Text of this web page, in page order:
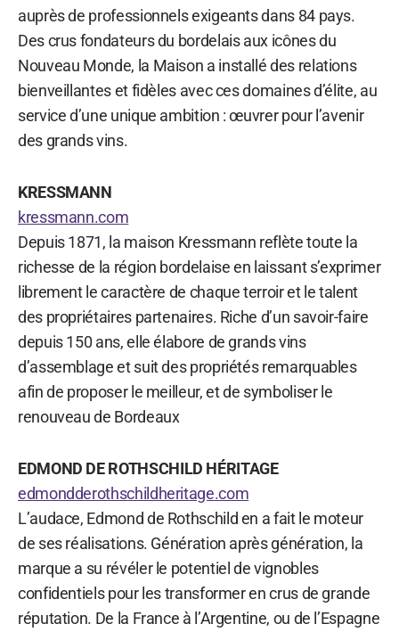
auprès de professionnels exigeants dans 84 pays.
Des crus fondateurs du bordelais aux icônes du
Nouveau Monde, la Maison a installé des relations
bienveillantes et fidèles avec ces domaines d’élite, au
service d’une unique ambition : œuvrer pour l’avenir
des grands vins.
KRESSMANN
kressmann.com
Depuis 1871, la maison Kressmann reflète toute la
richesse de la région bordelaise en laissant s’exprimer
librement le caractère de chaque terroir et le talent
des propriétaires partenaires. Riche d’un savoir-faire
depuis 150 ans, elle élabore de grands vins
d’assemblage et suit des propriétés remarquables
afin de proposer le meilleur, et de symboliser le
renouveau de Bordeaux
EDMOND DE ROTHSCHILD HÉRITAGE
edmondderothschildheritage.com
L’audace, Edmond de Rothschild en a fait le moteur
de ses réalisations. Génération après génération, la
marque a su révéler le potentiel de vignobles
confidentiels pour les transformer en crus de grande
réputation. De la France à l’Argentine, ou de l’Espagne